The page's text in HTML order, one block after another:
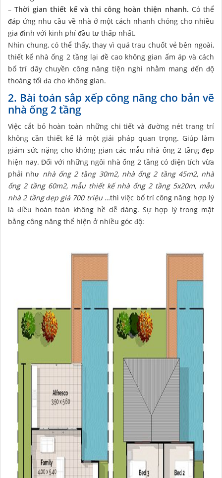
–Thời gian thiết kế và thi công hoàn thiện nhanh. Có thể
đáp ứng nhu cầu về nhà ở một cách nhanh chóng cho nhiều
gia đình với kinh phí đầu tư thấp nhất.
Nhìn chung, có thể thấy, thay vì quá trau chuốt vẻ bên ngoài,
thiết kế nhà ống 2 tầng lại đề cao không gian ấm áp và cách
bố trí dây chuyền công năng tiện nghi nhằm mang đến độ
thoáng tối đa cho không gian.
2. Bài toán sắp xếp công năng cho bản vẽ
nhà ống 2 tầng
Việc cắt bỏ hoàn toàn những chi tiết và đường nét trang trí
không cần thiết kế là một giải pháp quan trọng. Giúp làm
giảm sức nặng cho không gian các mẫu nhà ống 2 tầng đẹp
hiện nay. Đối với những ngôi nhà ống 2 tầng có diện tích vừa
phải như nhà ống 2 tầng 30m2, nhà ống 2 tầng 45m2, nhà
ống 2 tầng 60m2, mẫu thiết kế nhà ống 2 tầng 5x20m, mẫu
nhà 2 tầng đẹp giá 700 triệu…thì việc bố trí công năng hợp lý
là điều hoàn toàn không hề dễ dàng. Sự hợp lý trong mặt
bằng công năng thể hiện ở nhiều góc độ: